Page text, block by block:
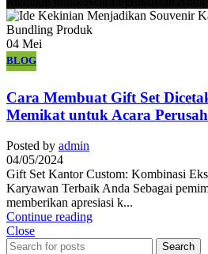
04 Mei
BLOG
Cara Membuat Gift Set
Memikat untuk Acara
Posted by admin
04/05/2024
Gift Set Kantor Custom: Kombinasi
Karyawan Terbaik Anda Sebagai
memberikan apresiasi k...
Continue reading
Close
Search